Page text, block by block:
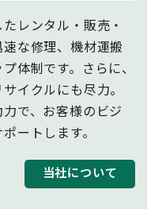
レンタル・販売・
な修理、機材運搬
体制です。さらに、
イクルにも尽力。
で、お客様のビジ
ートします。
当社について